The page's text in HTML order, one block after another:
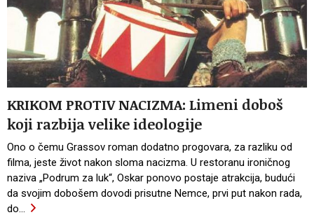
KRIKOM PROTIV NACIZMA: Limeni doboš
koji razbija velike ideologije
Ono o čemu Grassov roman dodatno progovara, za razliku od
filma, jeste život nakon sloma nacizma. U restoranu ironičnog
naziva „Podrum za luk“, Oskar ponovo postaje atrakcija, budući
da svojim dobošem dovodi prisutne Nemce, prvi put nakon rada,
do…